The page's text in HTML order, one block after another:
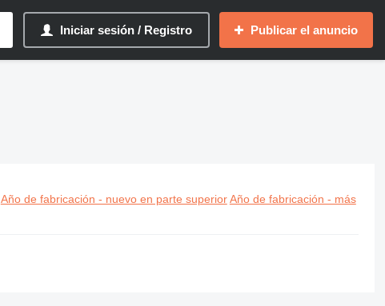
Iniciar sesión / Registro Publicar el anuncio
Año de fabricación - nuevo en parte superior Año de fabricación - más